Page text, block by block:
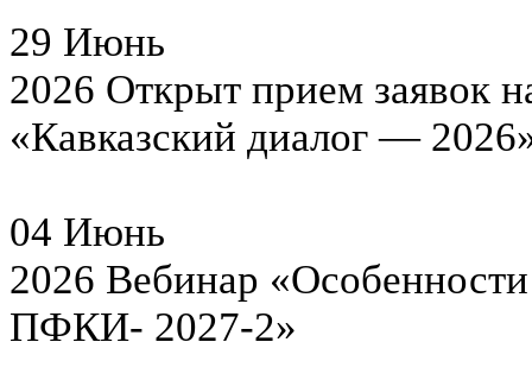
29 Июнь
2026 Открыт прием заявок
«Кавказский диалог —
04 Июнь
2026 Вебинар
ПФКИ- 2027-2»